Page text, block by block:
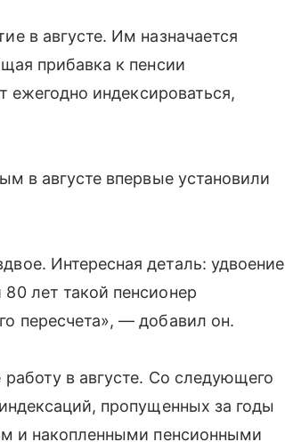
в августе. Им назначается
прибавка к пенсии
ежегодно индексироваться,
в августе впервые установили
Интересная деталь: удвоение
лет такой пенсионер
пересчета», — добавил он.
в августе. Со следующего
пропущенных за годы
и накопленными пенсионными